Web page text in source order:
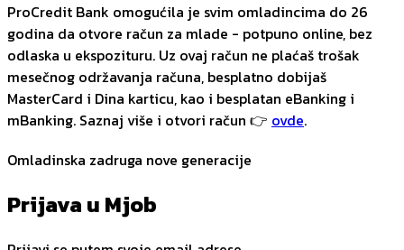
ProCredit Bank omogućila je svim omladincima do 26
godina da otvore račun za mlade - potpuno online, bez
odlaska u ekspozituru. Uz ovaj račun ne plaćaš trošak
mesečnog održavanja računa, besplatno dobijaš
MasterCard i Dina karticu, kao i besplatan eBanking i
mBanking. Saznaj više i otvori račun 👉 ovde.
Omladinska zadruga nove generacije
Prijava u Mjob